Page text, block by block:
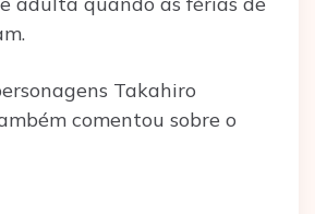
Takahiro
comentou sobre o